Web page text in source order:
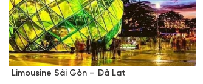
Limousine Sài Gòn – Đà Lạt